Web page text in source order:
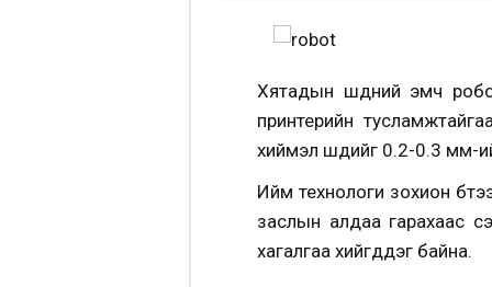
Хятадын шүдний эмч
принтерийн
хиймэл шүдийг 0.2-0.3 мм-
Ийм технологи зохион
заслын алдаа гарахаас
хагалгаа хийгддэг байна.